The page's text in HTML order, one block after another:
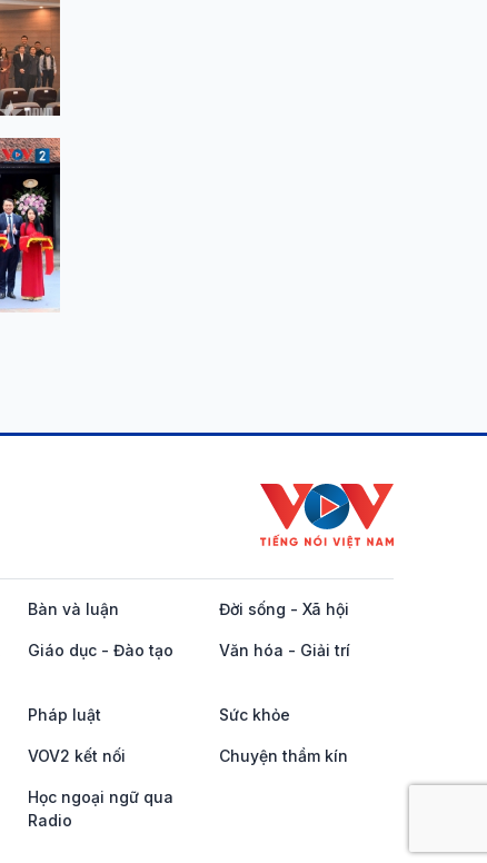
Bàn và luận Đời sống - Xã hội
Giáo dục - Đào tạo Văn hóa - Giải trí
Pháp luật Sức khỏe
VOV2 kết nối Chuyện thầm kín
Học ngoại ngữ qua
Radio